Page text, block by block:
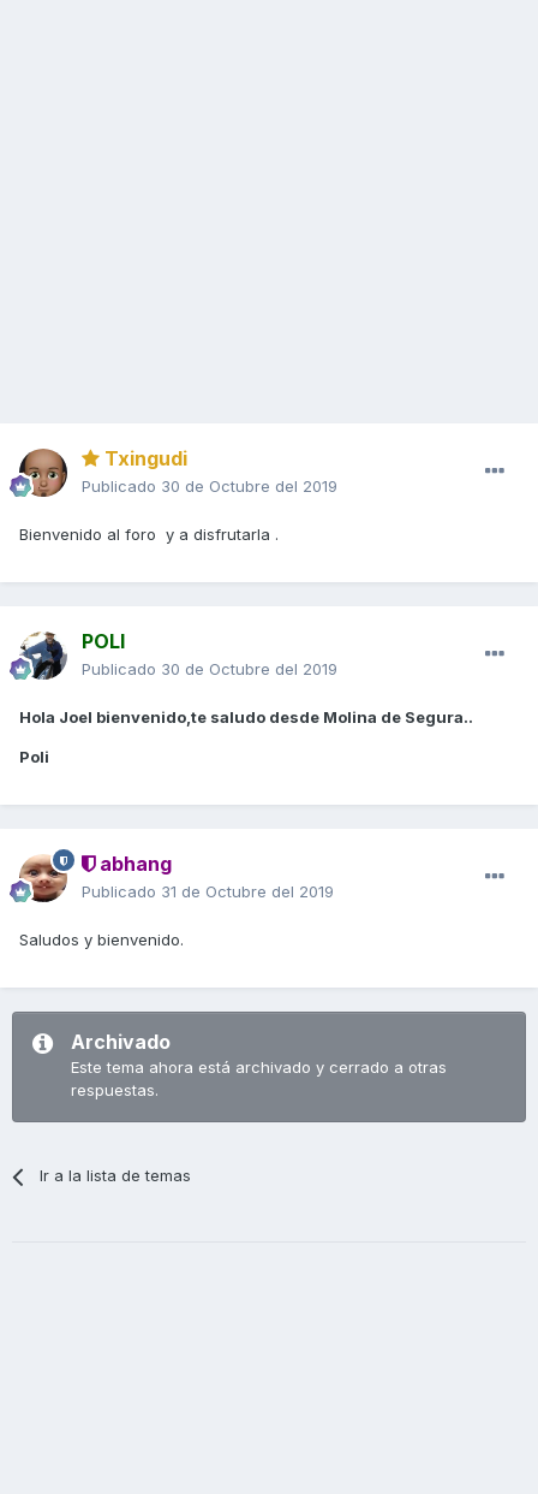
Txingudi
Publicado 30 de Octubre del 2019
Bienvenido al foro y a disfrutarla .
POLI
Publicado 30 de Octubre del 2019
Hola Joel bienvenido,te saludo desde Molina de Segura..
Poli
abhang
Publicado 31 de Octubre del 2019
Saludos y bienvenido.
Archivado
Este tema ahora está archivado y cerrado a otras
respuestas.
Ir a la lista de temas